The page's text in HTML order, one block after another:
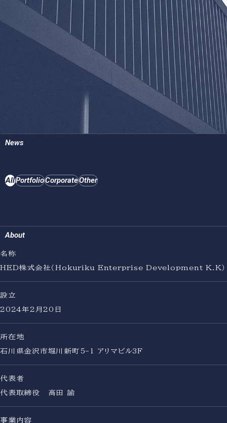
News
AllPortfolioCorporateOther
About
名称
HED株式会社（Hokuriku Enterprise Development K.K）
設立
2024年2月20日
所在地
石川県金沢市堀川新町5-1 アリマビル3F
代表者
代表取締役 高田 諭
事業内容